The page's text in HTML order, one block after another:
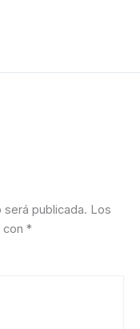
publicada. Los
*